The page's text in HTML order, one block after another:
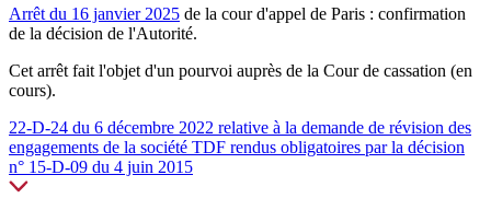
Arrêt du 16 janvier 2025 de la cour d'appel de Paris : confirmation
de la décision de l'Autorité.
Cet arrêt fait l'objet d'un pourvoi auprès de la Cour de cassation (en
cours).
22-D-24 du 6 décembre 2022 relative à la demande de révision des
engagements de la société TDF rendus obligatoires par la décision
n° 15-D-09 du 4 juin 2015